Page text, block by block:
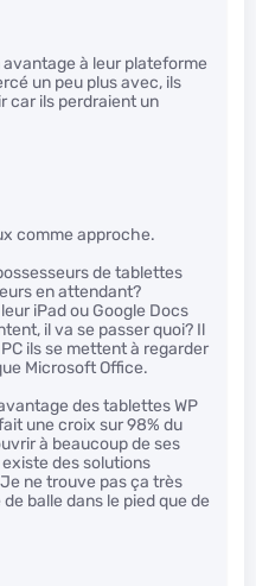
avantage à leur plateforme
un peu plus avec, ils
car ils perdraient un
comme approche.
de tablettes
en attendant?
iPad ou Google Docs
il va se passer quoi? Il
ils se mettent à regarder
Microsoft Office.
des tablettes WP
une croix sur 98% du
à beaucoup de ses
des solutions
ne trouve pas ça très
balle dans le pied que de